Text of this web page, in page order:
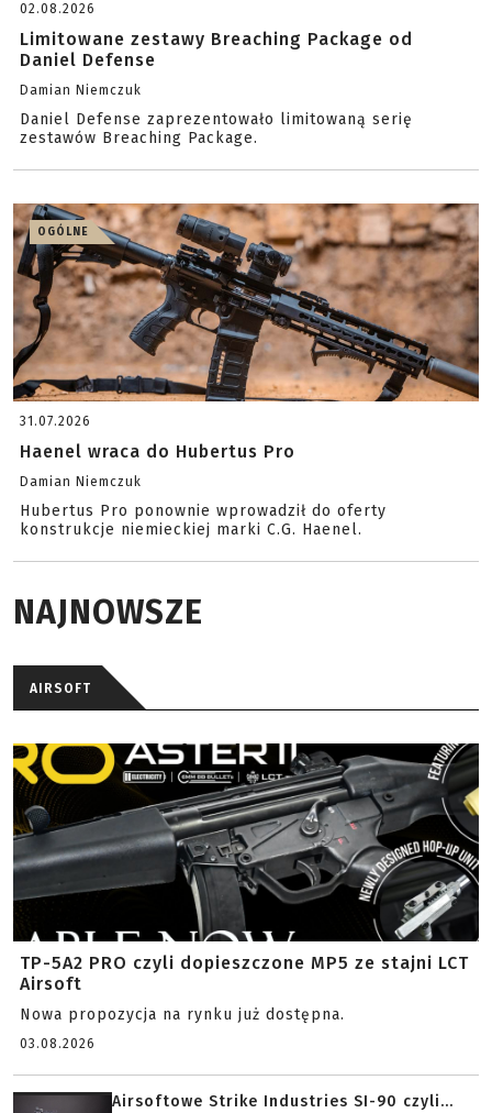
02.08.2026
Limitowane zestawy Breaching Package od
Daniel Defense
Damian Niemczuk
Daniel Defense zaprezentowało limitowaną serię
zestawów Breaching Package.
OGÓLNE
31.07.2026
Haenel wraca do Hubertus Pro
Damian Niemczuk
Hubertus Pro ponownie wprowadził do oferty
konstrukcje niemieckiej marki C.G. Haenel.
NAJNOWSZE
AIRSOFT
TP-5A2 PRO czyli dopieszczone MP5 ze stajni LCT
Airsoft
Nowa propozycja na rynku już dostępna.
03.08.2026
Airsoftowe Strike Industries SI-90 czyli...